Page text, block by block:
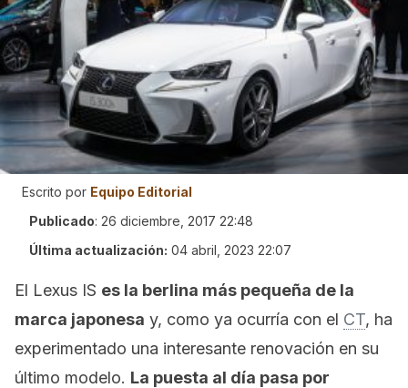
Escrito por Equipo Editorial
Publicado: 26 diciembre, 2017 22:48
Última actualización: 04 abril, 2023 22:07
El Lexus IS es la berlina más pequeña de la
marca japonesa y, como ya ocurría con el CT, ha
experimentado una interesante renovación en su
último modelo. La puesta al día pasa por